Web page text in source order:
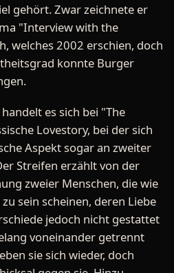
gehört. Zwar zeichnete er
"Interview with the
welches 2002 erschien, doch
konnte Burger
es sich bei "The
Lovestory, bei der sich
Aspekt sogar an zweiter
Streifen erzählt von der
zweier Menschen, die wie
sein scheinen, deren Liebe
jedoch nicht gestattet
voneinander getrennt
sie sich wieder, doch